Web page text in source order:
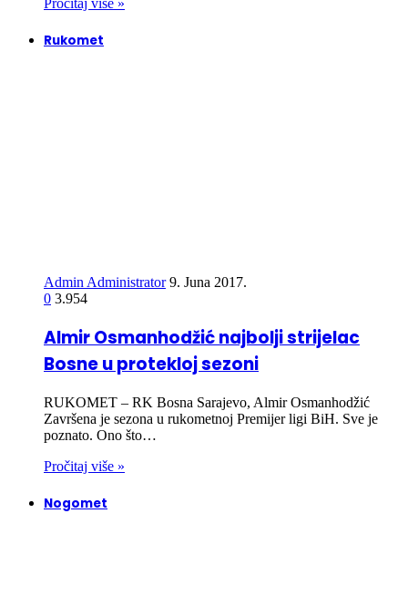
Pročitaj više »
Rukomet
Admin Administrator 9. Juna 2017.
0 3.954
Almir Osmanhodžić najbolji strijelac
Bosne u protekloj sezoni
RUKOMET – RK Bosna Sarajevo, Almir Osmanhodžić
Završena je sezona u rukometnoj Premijer ligi BiH. Sve je
poznato. Ono što…
Pročitaj više »
Nogomet